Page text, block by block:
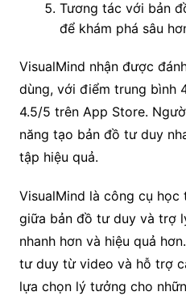
Tương tác với bản
để khám phá sâu
VisualMind nhận được
dùng, với điểm trung bình
4.5/5 trên App Store.
năng tạo bản đồ tư duy
tập hiệu quả.
VisualMind là công cụ học
giữa bản đồ tư duy và trợ
nhanh hơn và hiệu quả
tư duy từ video và hỗ trợ
lựa chọn lý tưởng cho